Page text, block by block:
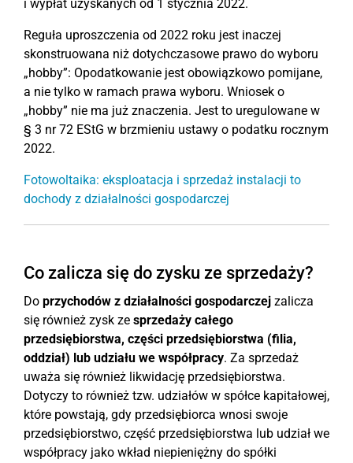
i wypłat uzyskanych od 1 stycznia 2022.
Reguła uproszczenia od 2022 roku jest inaczej
skonstruowana niż dotychczasowe prawo do wyboru
„hobby”: Opodatkowanie jest obowiązkowo pomijane,
a nie tylko w ramach prawa wyboru. Wniosek o
„hobby” nie ma już znaczenia. Jest to uregulowane w
§ 3 nr 72 EStG w brzmieniu ustawy o podatku rocznym
2022.
Fotowoltaika: eksploatacja i sprzedaż instalacji to
dochody z działalności gospodarczej
Co zalicza się do zysku ze sprzedaży?
Do przychodów z działalności gospodarczej zalicza
się również zysk ze sprzedaży całego
przedsiębiorstwa, części przedsiębiorstwa (filia,
oddział) lub udziału we współpracy. Za sprzedaż
uważa się również likwidację przedsiębiorstwa.
Dotyczy to również tzw. udziałów w spółce kapitałowej,
które powstają, gdy przedsiębiorca wnosi swoje
przedsiębiorstwo, część przedsiębiorstwa lub udział we
współpracy jako wkład niepieniężny do spółki